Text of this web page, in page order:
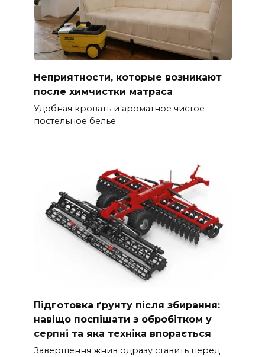
Неприятности, которые возникают
после химчистки матраса
Удобная кровать и ароматное чистое
постельное белье
Підготовка ґрунту після збирання:
навіщо поспішати з обробітком у
серпні та яка техніка впорається
Завершення жнив одразу ставить перед